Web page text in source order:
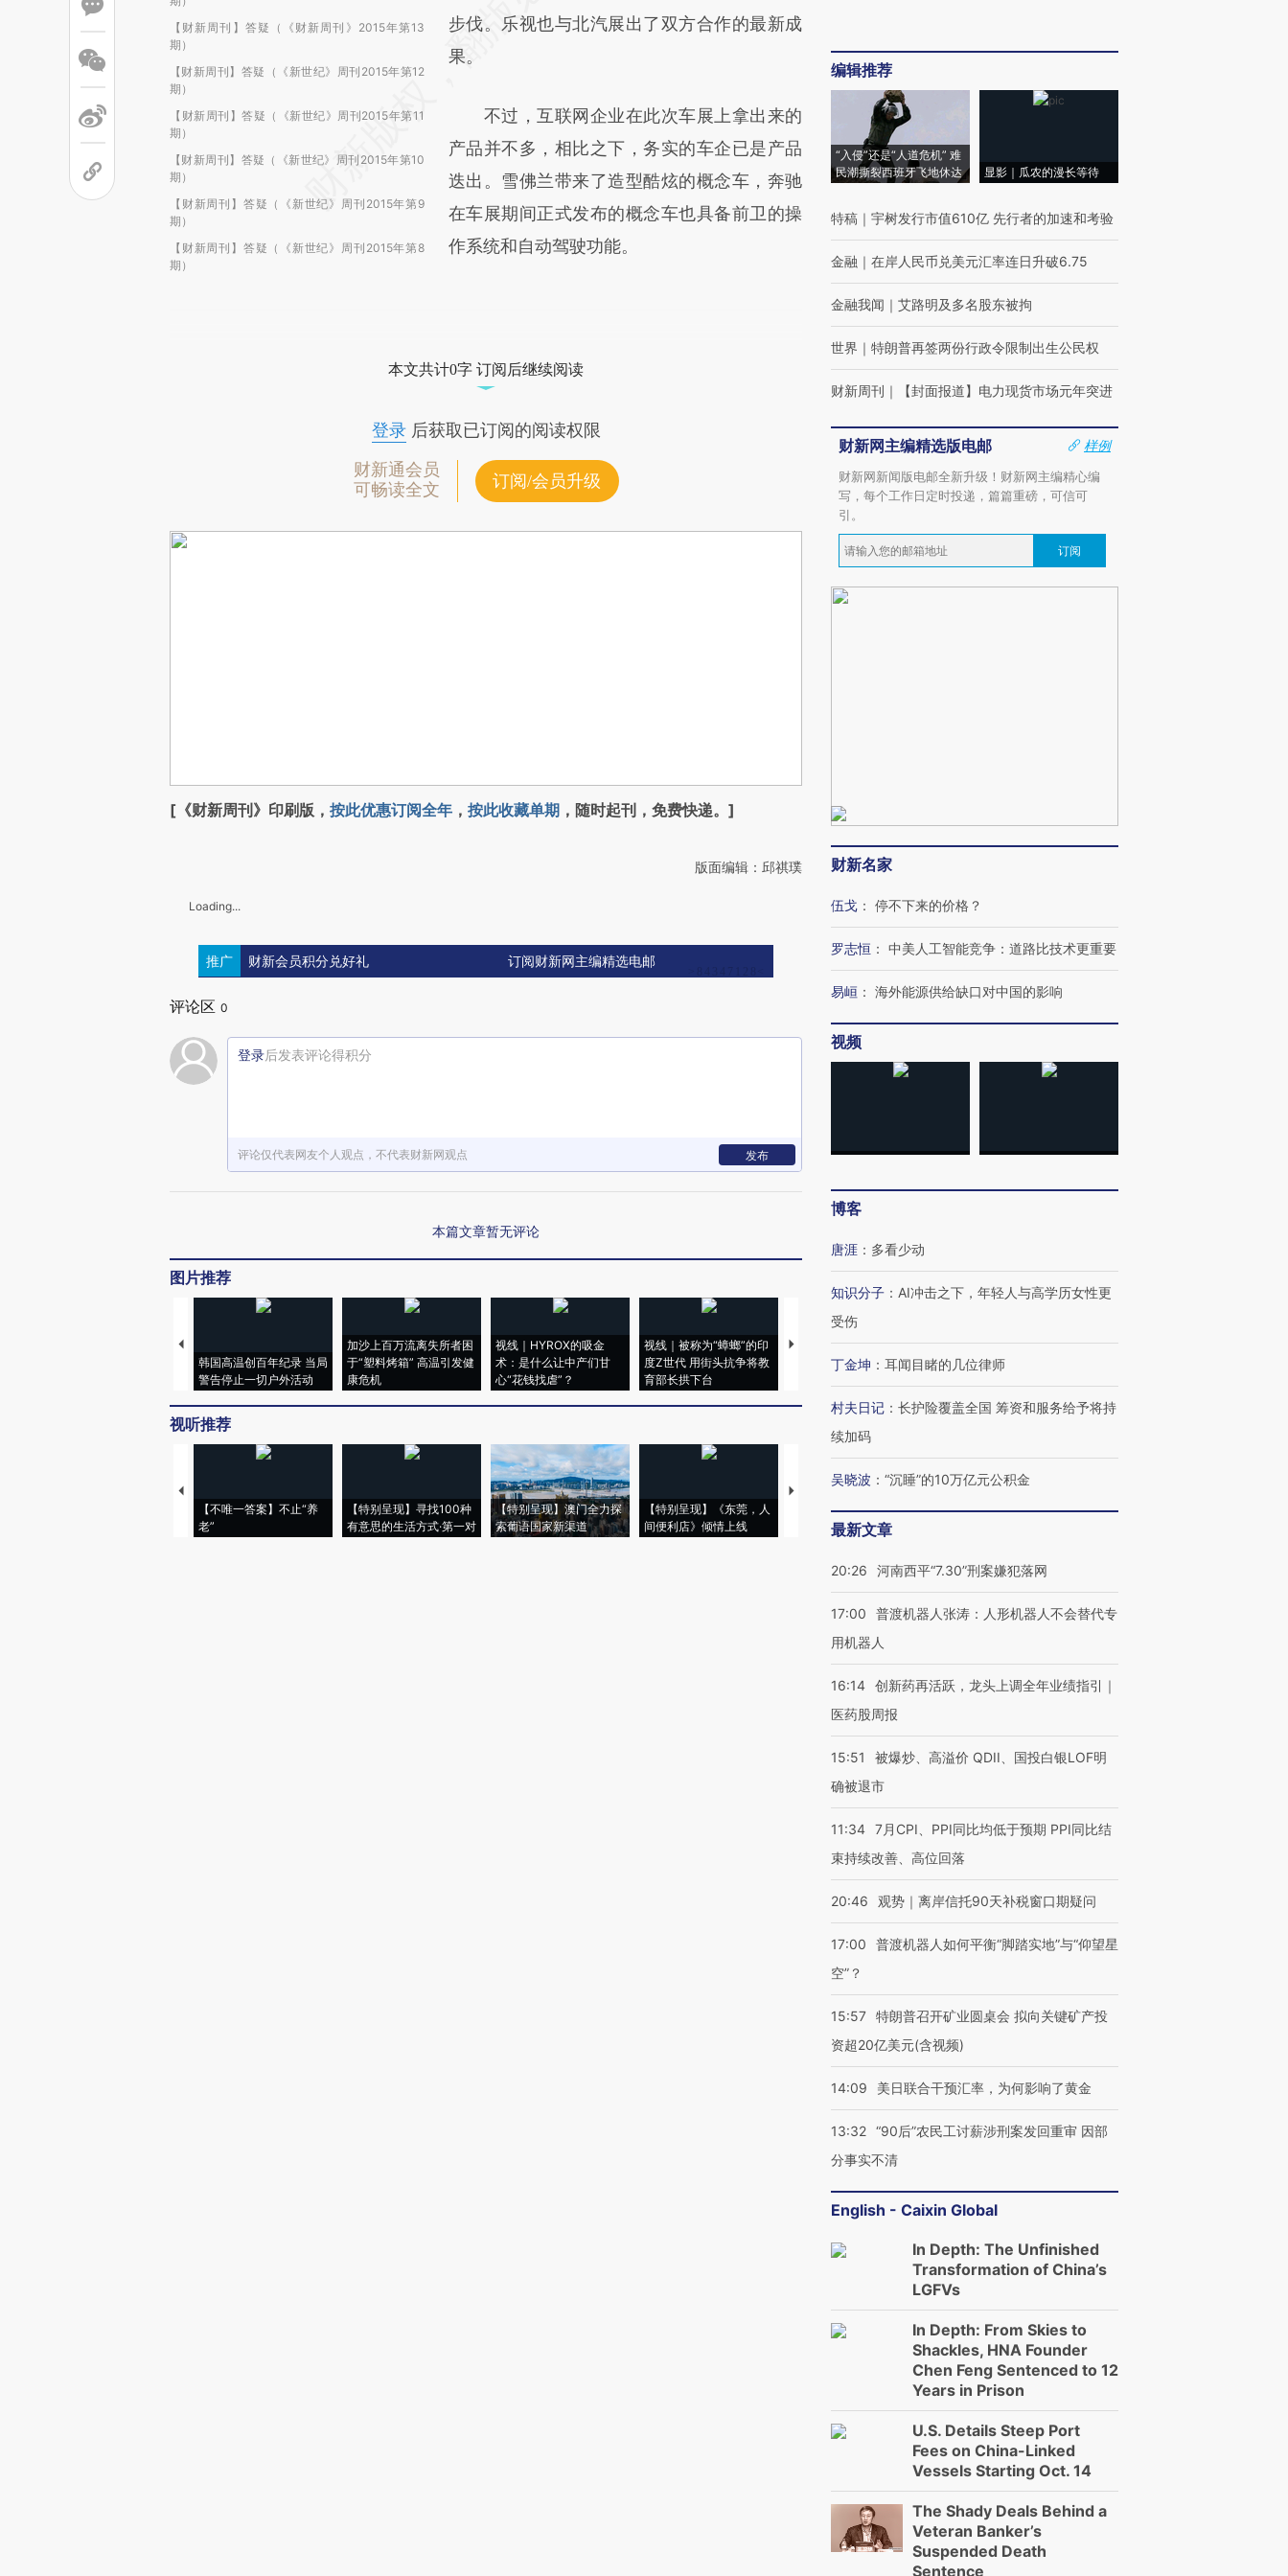
【财新周刊】答疑（《财新周刊》2015年第13
期）
【财新周刊】答疑（《新世纪》周刊2015年第12
期）
【财新周刊】答疑（《新世纪》周刊2015年第11
期）
【财新周刊】答疑（《新世纪》周刊2015年第10
期）
【财新周刊】答疑（《新世纪》周刊2015年第9
期）
【财新周刊】答疑（《新世纪》周刊2015年第8
期）
步伐。乐视也与北汽展出了双方合作的最新成
果。
不过，互联网企业在此次车展上拿出来的
产品并不多，相比之下，务实的车企已是产品
迭出。雪佛兰带来了造型酷炫的概念车，奔驰
在车展期间正式发布的概念车也具备前卫的操
作系统和自动驾驶功能。
本文共计0字 订阅后继续阅读
登录后获取已订阅的阅读权限
财新通会员
可畅读全文
订阅/会员升级
[《财新周刊》印刷版， 按此优惠订阅全年 ， 按此收藏单期 ，随时起刊，免费快递。]
版面编辑：邱祺璞
Loading...
推广 财新会员积分兑好礼 订阅财新网主编精选电邮
评论区 0
登录后发表评论得积分
评论仅代表网友个人观点，不代表财新网观点 发布
本篇文章暂无评论
图片推荐
韩国高温创百年纪录 当局
警告停止一切户外活动
加沙上百万流离失所者困
于“塑料烤箱” 高温引发健
康危机
视线｜HYROX的吸金
术：是什么让中产们甘
心“花钱找虐”？
视线｜被称为“蟑螂”的印
度Z世代 用街头抗争将教
育部长拱下台
视线｜“入侵”还是“人道危
机”？难民潮撕裂西班牙
湖北宜昌局部短时降雨
128毫米 紧急转移近
哈尔滨遭遇短时极端强降
视听推荐
【不唯一答案】不止“养
老”
【特别呈现】寻找100种
有意思的生活方式·第一对
【特别呈现】澳门全力探
索葡语国家新渠道
【特别呈现】《东莞，人
间便利店》倾情上线
【推广】走进第四届链博
会，让数智科技“链”接产
【特别呈现】寻找100种
CFO：不靠规模取胜，华
编辑推荐
“入侵”还是“人道危机” 难
民潮撕裂西班牙飞地休达
显影｜瓜农的漫长等待
特稿 ｜ 宇树发行市值610亿 先行者的加速和考验
金融 ｜ 在岸人民币兑美元汇率连日升破6.75
金融我闻 ｜ 艾路明及多名股东被拘
世界 ｜ 特朗普再签两份行政令限制出生公民权
财新周刊 ｜ 【封面报道】电力现货市场元年突进
财新网主编精选版电邮
样例
财新网新闻版电邮全新升级！财新网主编精心编
写，每个工作日定时投递，篇篇重磅，可信可
引。
订阅
财新名家
伍戈 ： 停不下来的价格？
罗志恒 ： 中美人工智能竞争：道路比技术更重要
易峘 ： 海外能源供给缺口对中国的影响
视频
博客
唐涯 ： 多看少动
知识分子 ： AI冲击之下，年轻人与高学历女性更
受伤
丁金坤 ： 耳闻目睹的几位律师
村夫日记 ： 长护险覆盖全国 筹资和服务给予将持
续加码
吴晓波 ： “沉睡”的10万亿元公积金
最新文章
20:26 河南西平“7.30”刑案嫌犯落网
17:00
普渡机器人张涛：人形机器人不会替代专
用机器人
16:14 创新药再活跃，龙头上调全年业绩指引｜
医药股周报
15:51
被爆炒、高溢价 QDII、国投白银LOF明
确被退市
11:34 7月CPI、PPI同比均低于预期 PPI同比结
束持续改善、高位回落
20:46 观势｜离岸信托90天补税窗口期疑问
17:00
普渡机器人如何平衡“脚踏实地”与“仰望星
空”？
15:57 特朗普召开矿业圆桌会 拟向关键矿产投
资超20亿美元(含视频)
14:09 美日联合干预汇率，为何影响了黄金
13:32 “90后”农民工讨薪涉刑案发回重审 因部
分事实不清
English - Caixin Global
In Depth: The Unfinished
Transformation of China’s
LGFVs
In Depth: From Skies to
Shackles, HNA Founder
Chen Feng Sentenced to 12
Years in Prison
U.S. Details Steep Port
Fees on China-Linked
Vessels Starting Oct. 14
The Shady Deals Behind a
Veteran Banker’s
Suspended Death
Sentence